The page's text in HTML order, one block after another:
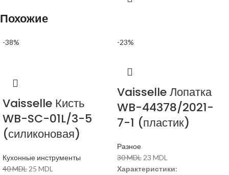
Похожие
-38%
Vaisselle Кисть
WB-SC-01L/3-5
(силиконовая)
Кухонные инструменты
40MDL 25 MDL
-23%
Vaisselle Лопатка
WB-44378/2021-
7-1 (пластик)
Разное
30MDL 23 MDL
Характеристики: